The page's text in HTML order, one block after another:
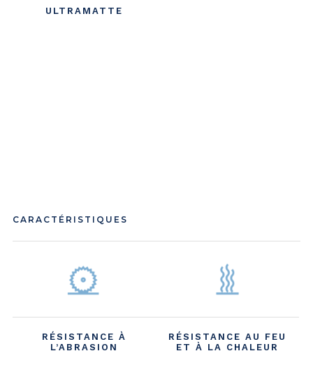
ULTRAMATTE
CARACTÉRISTIQUES
RÉSISTANCE À
L’ABRASION
RÉSISTANCE AU FEU
ET À LA CHALEUR